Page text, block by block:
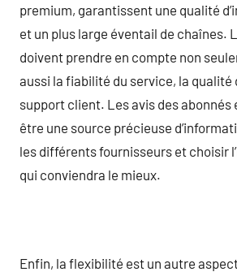
premium, garantissent une qualité
et un plus large éventail de chaînes.
doivent prendre en compte non
aussi la fiabilité du service, la qualité
support client. Les avis des abonnés
être une source précieuse
les différents fournisseurs et choisir
qui conviendra le mieux.
Enfin, la flexibilité est un autre